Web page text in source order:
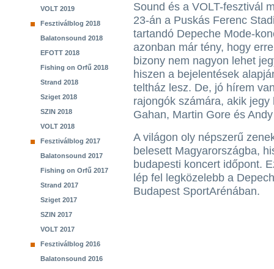
VOLT 2019
Fesztiválblog 2018
Balatonsound 2018
EFOTT 2018
Fishing on Orfű 2018
Strand 2018
Sziget 2018
SZIN 2018
VOLT 2018
Fesztiválblog 2017
Balatonsound 2017
Fishing on Orfű 2017
Strand 2017
Sziget 2017
SZIN 2017
VOLT 2017
Fesztiválblog 2016
Balatonsound 2016
Sound és a VOLT-fesztivál
23-án a Puskás Ferenc
tartandó Depeche Mode-
azonban már tény, hogy
bizony nem nagyon lehet
hiszen a bejelentések
teltház lesz. De, jó hírem
rajongók számára, akik
Gahan, Martin Gore és
A világon oly népszerű
belesett Magyarországba,
budapesti koncert időpont.
lép fel legközelebb a
Budapest SportArénában.